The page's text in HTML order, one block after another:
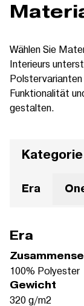
Wählen Sie
Interieurs
Funktionalität
gestalten.
Kategorie
Era
Era
100% Polyester
Gewicht
320 g/m2